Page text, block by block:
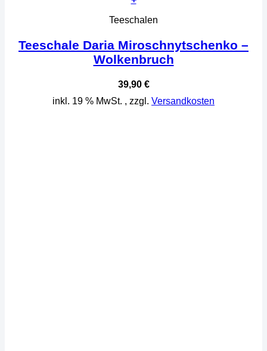
Teeschalen
Teeschale Daria Miroschnytschenko –
Wolkenbruch
39,90 €
inkl. 19 % MwSt. , zzgl. Versandkosten